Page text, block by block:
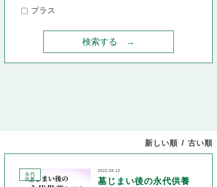
プラス
新しい順 古い順
永代
供養
2022.04.12
墓じまい後の永代供養